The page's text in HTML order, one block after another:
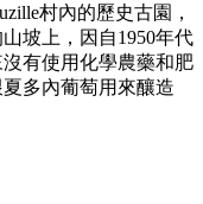
村內的歷史古園，
坡上，因自1950年代
有使用化學農藥和肥
多內葡萄用來釀造